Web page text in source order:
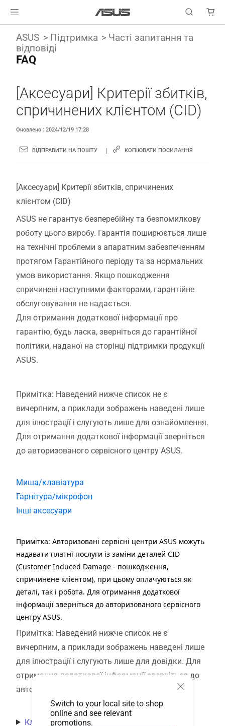
Switch to your local site to shop
online and see relevant
promotions.
ASUS Підтримка
Часті запитання та
відповіді
FAQ
[Аксесуари] Критерії збитків,
спричинених клієнтом (CID)
Оновлено : 2024/12/19 17:28
ВІДПРАВИТИ НА ПОШТУ КОПІЮВАТИ ПОСИЛАННЯ
[Аксесуари] Критерії збитків, спричинених
клієнтом (CID)
ASUS не гарантує безперебійну та безпомилкову
роботу цього виробу. Гарантія поширюється лише
на технічні проблеми з апаратним забезпеченням
протягом Гарантійного періоду та за нормальних
умов використання. Якщо пошкодження
спричинені наступними факторами, гарантійне
обслуговування не надається.
Для отримання додаткової інформації про
гарантію, будь ласка, зверніться до гарантійної
політики, наданої на сторінці підтримки продукції
ASUS.
Примітка: Наведений нижче список не є
вичерпним, а приклади зображень наведені лише
для ілюстрації і слугують лише для ознайомлення.
Для отримання додаткової інформації зверніться
до авторизованого сервісного центру ASUS.
Миша/клавіатура
Гарнітура/мікрофон
Інші аксесуари
Примітка: Авторизовані сервісні центри ASUS можуть
надавати платні послуги із заміни деталей CID
(Customer Induced Damage - пошкодження,
спричинене клієнтом), при цьому оплачуються як
деталі, так і робота. Для отримання додаткової
інформації зверніться до авторизованого сервісного
центру ASUS.
Примітка: Наведений нижче список не є
вичерпним, а приклади зображень наведені лише
для ілюстрації і слугують лише для довідки. Для
отримання додаткової інформації зверніться до
авторизованого сервісного центру ASUS.
Клавіатура